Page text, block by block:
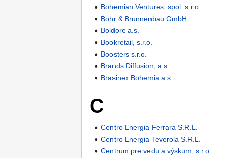
Bohemian Ventures, spol. s r.o.
Bohr & Brunnenbau GmbH
Boldore a.s.
Bookretail, s.r.o.
Boosters s.r.o.
Brands Diffusion, a.s.
Brasinex Bohemia a.s.
C
Centro Energia Ferrara S.R.L.
Centro Energia Teverola S.R.L.
Centrum pre vedu a výskum, s.r.o.